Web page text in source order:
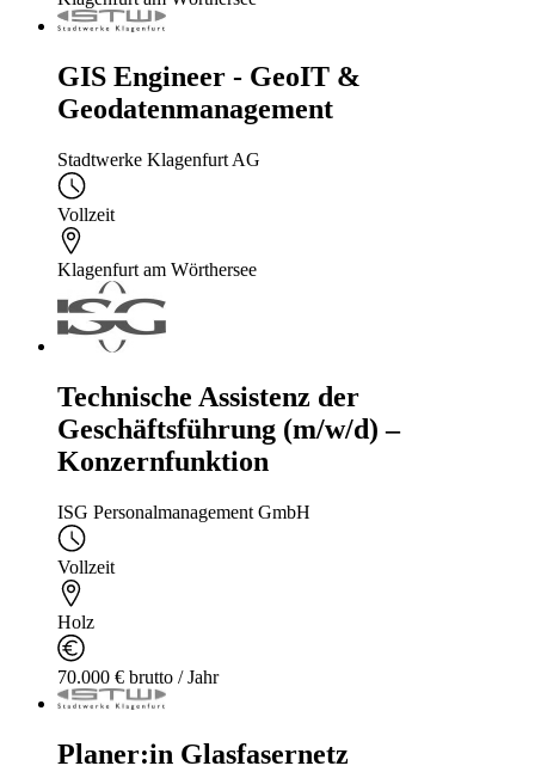
GIS Engineer - GeoIT &
Geodatenmanagement
Stadtwerke Klagenfurt AG
Vollzeit
Klagenfurt am Wörthersee
Technische Assistenz der
Geschäftsführung (m/w/d) –
Konzernfunktion
ISG Personalmanagement GmbH
Vollzeit
Holz
70.000 € brutto / Jahr
Planer:in Glasfasernetz